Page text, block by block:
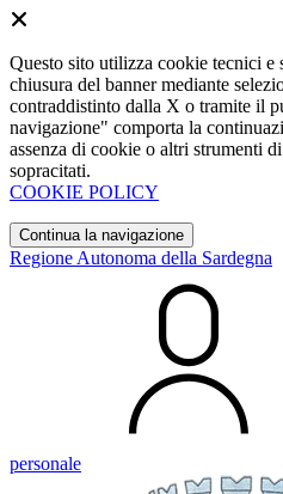
Questo sito utilizza cookie tecnici e
chiusura del banner mediante
contraddistinto dalla X o tramite il
navigazione" comporta la
assenza di cookie o altri strumenti
sopracitati.
COOKIE POLICY
Continua la navigazione
Regione Autonoma della Sardegna
personale